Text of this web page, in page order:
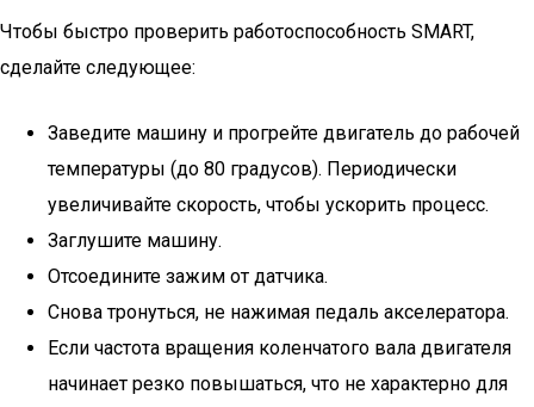
Чтобы быстро проверить работоспособность SMART,
сделайте следующее:
Заведите машину и прогрейте двигатель до рабочей
температуры (до 80 градусов). Периодически
увеличивайте скорость, чтобы ускорить процесс.
Заглушите машину.
Отсоедините зажим от датчика.
Снова тронуться, не нажимая педаль акселератора.
Если частота вращения коленчатого вала двигателя
начинает резко повышаться, что не характерно для